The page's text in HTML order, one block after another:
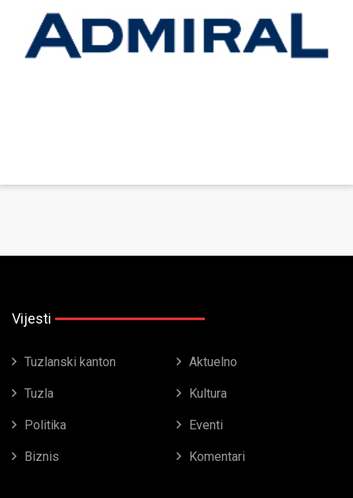
Vijesti
Tuzlanski kanton Aktuelno
Tuzla Kultura
Politika Eventi
Biznis Komentari